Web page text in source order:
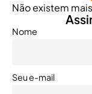
Não existem
Nome
Seu e-mail